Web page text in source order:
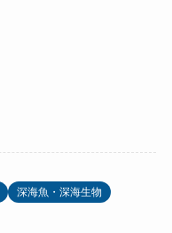
深海魚・深海生物